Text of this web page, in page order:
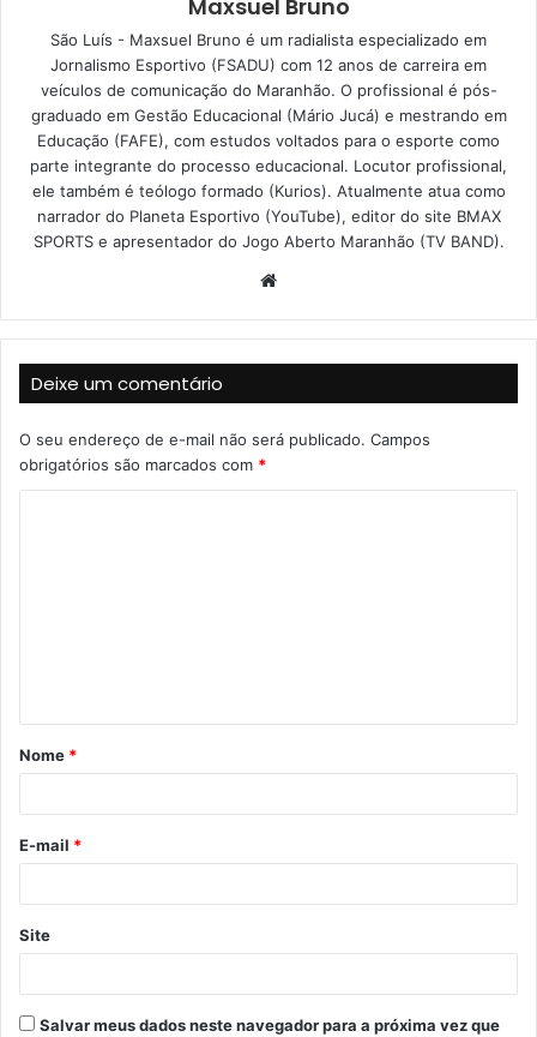
Maxsuel Bruno
São Luís - Maxsuel Bruno é um radialista especializado em
Jornalismo Esportivo (FSADU) com 12 anos de carreira em
veículos de comunicação do Maranhão. O profissional é pós-
graduado em Gestão Educacional (Mário Jucá) e mestrando em
Educação (FAFE), com estudos voltados para o esporte como
parte integrante do processo educacional. Locutor profissional,
ele também é teólogo formado (Kurios). Atualmente atua como
narrador do Planeta Esportivo (YouTube), editor do site BMAX
SPORTS e apresentador do Jogo Aberto Maranhão (TV BAND).
b
s
Deixe um comentário
O seu endereço de e-mail não será publicado. Campos
obrigatórios são marcados com *
á
r
*
Nome *
E-mail *
Site
Salvar meus dados neste navegador para a próxima vez que